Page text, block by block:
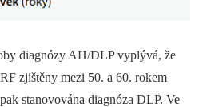
diagnózy AH/DLP vyplývá, že
zjištěny mezi 50. a 60. rokem
stanovována diagnóza DLP. Ve